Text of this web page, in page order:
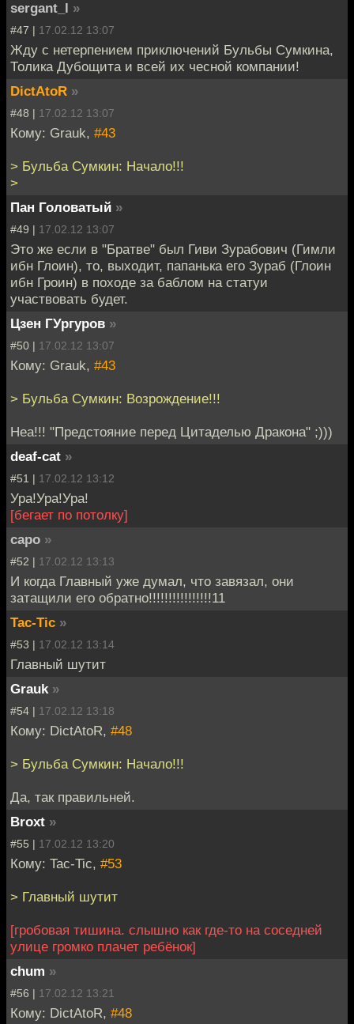
sergant_l »
#47 | 17.02.12 13:07
Жду с нетерпением приключений Бульбы Сумкина,
Толика Дубощита и всей их чесной компании!
DictAtoR »
#48 | 17.02.12 13:07
Кому: Grauk, #43
> Бульба Сумкин: Начало!!!
>
Пан Головатый »
#49 | 17.02.12 13:07
Это же если в "Братве" был Гиви Зурабович (Гимли
ибн Глоин), то, выходит, папанька его Зураб (Глоин
ибн Гроин) в походе за баблом на статуи
участвовать будет.
Цзен ГУргуров »
#50 | 17.02.12 13:07
Кому: Grauk, #43
> Бульба Сумкин: Возрождение!!!
Неа!!! "Предстояние перед Цитаделью Дракона" ;)))
deaf-cat »
#51 | 17.02.12 13:12
Ура!Ура!Ура!
[бегает по потолку]
capo »
#52 | 17.02.12 13:13
И когда Главный уже думал, что завязал, они
затащили его обратно!!!!!!!!!!!!!!!!11
Tac-Tic »
#53 | 17.02.12 13:14
Главный шутит
Grauk »
#54 | 17.02.12 13:18
Кому: DictAtoR, #48
> Бульба Сумкин: Начало!!!
Да, так правильней.
Broxt »
#55 | 17.02.12 13:20
Кому: Tac-Tic, #53
> Главный шутит
[гробовая тишина. слышно как где-то на соседней
улице громко плачет ребёнок]
chum »
#56 | 17.02.12 13:21
Кому: DictAtoR, #48